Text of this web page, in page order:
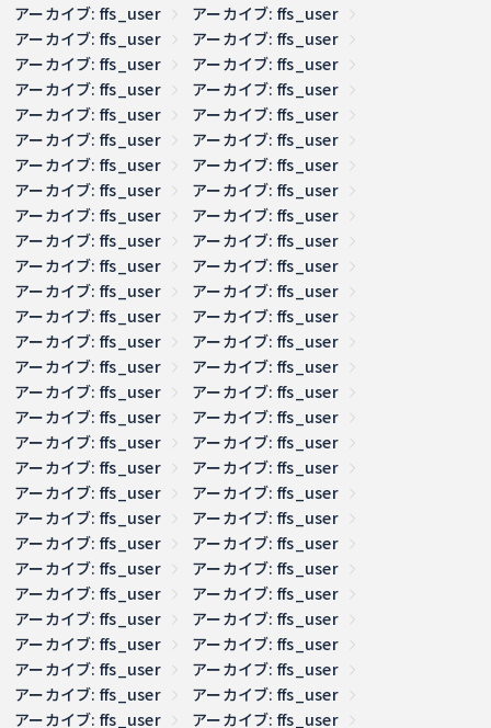
アーカイブ: ffs_user
アーカイブ: ffs_user
アーカイブ: ffs_user
アーカイブ: ffs_user
アーカイブ: ffs_user
アーカイブ: ffs_user
アーカイブ: ffs_user
アーカイブ: ffs_user
アーカイブ: ffs_user
アーカイブ: ffs_user
アーカイブ: ffs_user
アーカイブ: ffs_user
アーカイブ: ffs_user
アーカイブ: ffs_user
アーカイブ: ffs_user
アーカイブ: ffs_user
アーカイブ: ffs_user
アーカイブ: ffs_user
アーカイブ: ffs_user
アーカイブ: ffs_user
アーカイブ: ffs_user
アーカイブ: ffs_user
アーカイブ: ffs_user
アーカイブ: ffs_user
アーカイブ: ffs_user
アーカイブ: ffs_user
アーカイブ: ffs_user
アーカイブ: ffs_user
アーカイブ: ffs_user
アーカイブ: ffs_user
アーカイブ: ffs_user
アーカイブ: ffs_user
アーカイブ: ffs_user
アーカイブ: ffs_user
アーカイブ: ffs_user
アーカイブ: ffs_user
アーカイブ: ffs_user
アーカイブ: ffs_user
アーカイブ: ffs_user
アーカイブ: ffs_user
アーカイブ: ffs_user
アーカイブ: ffs_user
アーカイブ: ffs_user
アーカイブ: ffs_user
アーカイブ: ffs_user
アーカイブ: ffs_user
アーカイブ: ffs_user
アーカイブ: ffs_user
アーカイブ: ffs_user
アーカイブ: ffs_user
アーカイブ: ffs_user
アーカイブ: ffs_user
アーカイブ: ffs_user
アーカイブ: ffs_user
アーカイブ: ffs_user
アーカイブ: ffs_user
アーカイブ: ffs_user
アーカイブ: ffs_user